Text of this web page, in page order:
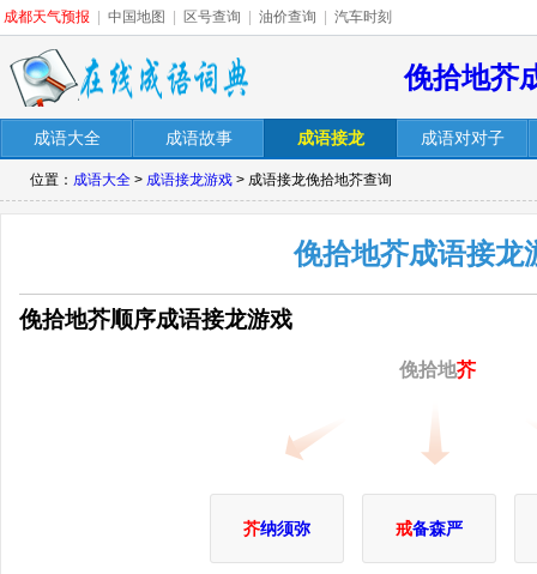
成都天气预报 中国地图 区号查询 油价查询 汽车时刻
俛拾地芥
成语大全 成语故事 成语接龙 成语对对子
位置： 成语大全 > 成语接龙游戏 > 成语接龙俛拾地芥查询
俛拾地芥成语接龙
俛拾地芥顺序成语接龙游戏
俛拾地芥
芥纳须弥 戒备森严